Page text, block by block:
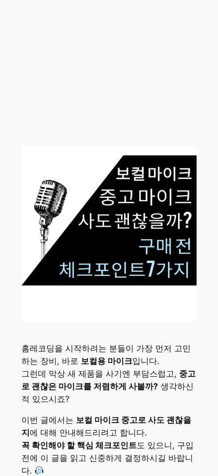
홈레코딩을 시작하려는 분들이 가장 먼저 고민
하는 장비, 바로 보컬용 마이크입니다.
그런데 막상 새 제품을 사기엔 부담스럽고, 중고
로 괜찮은 마이크를 저렴하게 사볼까? 생각하신
적 있으시죠?
이번 글에서는 보컬 마이크 중고로 사도 괜찮을
지에 대해 안내해드리려고 합니다.
꼭 확인해야 할 핵심 체크포인트도 있으니, 구입
전에 이 글을 읽고 신중하게 결정하시길 바랍니
다.